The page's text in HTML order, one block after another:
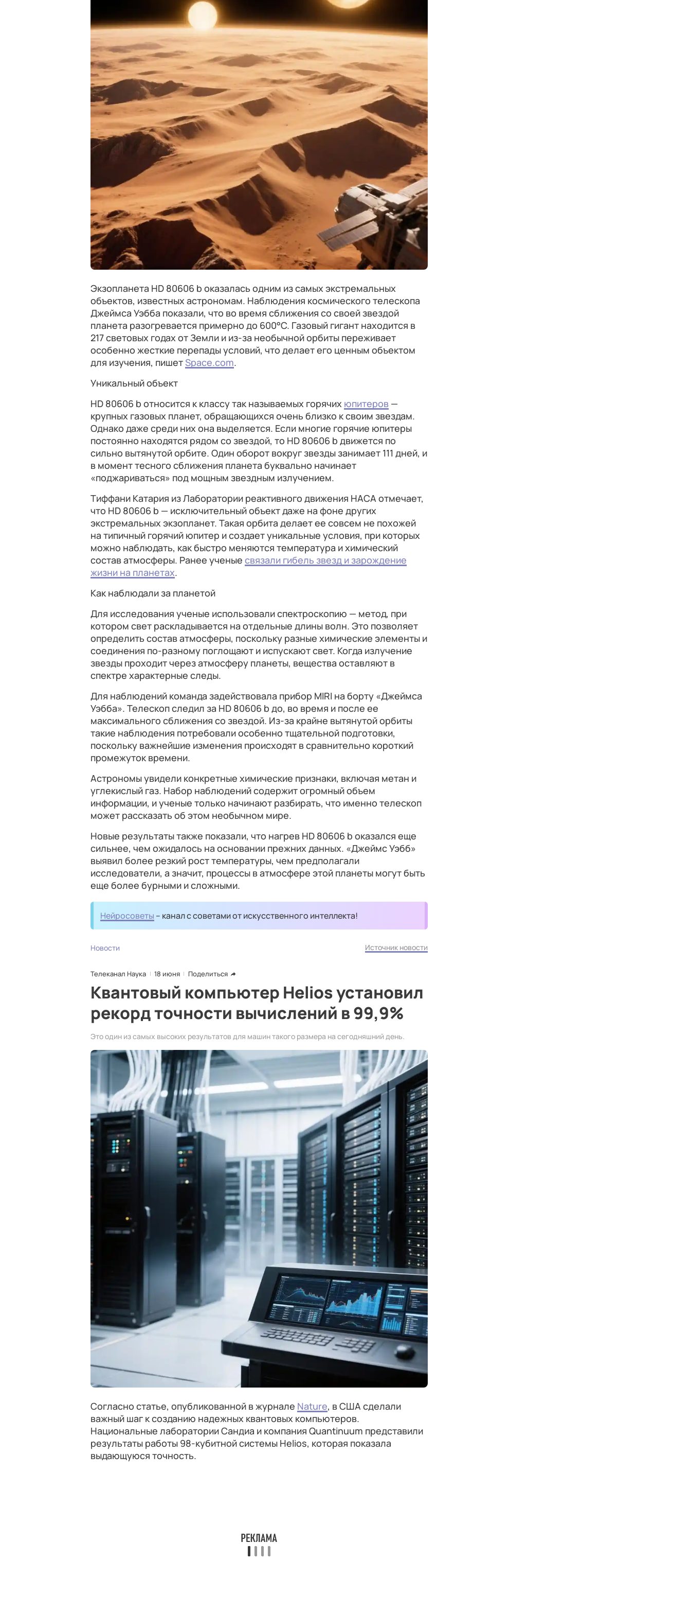
Экзопланета HD 80606 b оказалась одним из самых экстремальных
объектов, известных астрономам. Наблюдения космического телескопа
Джеймса Уэбба показали, что во время сближения со своей звездой
планета разогревается примерно до 600°С. Газовый гигант находится в
217 световых годах от Земли и из-за необычной орбиты переживает
особенно жесткие перепады условий, что делает его ценным объектом
для изучения, пишет Space.com.
Уникальный объект
HD 80606 b относится к классу так называемых горячих юпитеров —
крупных газовых планет, обращающихся очень близко к своим звездам.
Однако даже среди них она выделяется. Если многие горячие юпитеры
постоянно находятся рядом со звездой, то HD 80606 b движется по
сильно вытянутой орбите. Один оборот вокруг звезды занимает 111 дней, и
в момент тесного сближения планета буквально начинает
«поджариваться» под мощным звездным излучением.
Тиффани Катария из Лаборатории реактивного движения НАСА отмечает,
что HD 80606 b — исключительный объект даже на фоне других
экстремальных экзопланет. Такая орбита делает ее совсем не похожей
на типичный горячий юпитер и создает уникальные условия, при которых
можно наблюдать, как быстро меняются температура и химический
состав атмосферы. Ранее ученые связали гибель звезд и зарождение
жизни на планетах.
Как наблюдали за планетой
Для исследования ученые использовали спектроскопию — метод, при
котором свет раскладывается на отдельные длины волн. Это позволяет
определить состав атмосферы, поскольку разные химические элементы и
соединения по-разному поглощают и испускают свет. Когда излучение
звезды проходит через атмосферу планеты, вещества оставляют в
спектре характерные следы.
Для наблюдений команда задействовала прибор MIRI на борту «Джеймса
Уэбба». Телескоп следил за HD 80606 b до, во время и после ее
максимального сближения со звездой. Из-за крайне вытянутой орбиты
такие наблюдения потребовали особенно тщательной подготовки,
поскольку важнейшие изменения происходят в сравнительно короткий
промежуток времени.
Астрономы увидели конкретные химические признаки, включая метан и
углекислый газ. Набор наблюдений содержит огромный объем
информации, и ученые только начинают разбирать, что именно телескоп
может рассказать об этом необычном мире.
Новые результаты также показали, что нагрев HD 80606 b оказался еще
сильнее, чем ожидалось на основании прежних данных. «Джеймс Уэбб»
выявил более резкий рост температуры, чем предполагали
исследователи, а значит, процессы в атмосфере этой планеты могут быть
еще более бурными и сложными.
Нейросоветы – канал с советами от искусственного интеллекта!
Новости Источник новости
Телеканал Наука 18 июня Поделиться
Квантовый компьютер Helios установил
рекорд точности вычислений в 99,9%
Это один из самых высоких результатов для машин такого размера на сегодняшний день.
Согласно статье, опубликованной в журнале Nature, в США сделали
важный шаг к созданию надежных квантовых компьютеров.
Национальные лаборатории Сандиа и компания Quantinuum представили
результаты работы 98-кубитной системы Helios, которая показала
выдающуюся точность.